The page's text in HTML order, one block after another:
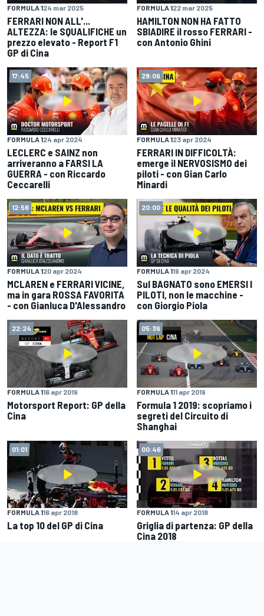
FORMULA 124 mar 2025
FERRARI NON ALL'...
ALTEZZA: le SQUALIFICHE un
prezzo elevato - Report F1
GP di Cina
FORMULA 122 mar 2025
HAMILTON NON HA FATTO
SBIADIRE il rosso FERRARI -
con Antonio Ghini
17:45
FORMULA 124 apr 2024
LECLERC e SAINZ non
arriveranno a FARSI LA
GUERRA - con Riccardo
Ceccarelli
28:09
FORMULA 123 apr 2024
FERRARI IN DIFFICOLTÀ:
emerge il NERVOSISMO dei
piloti - con Gian Carlo
Minardi
12:56
FORMULA 120 apr 2024
MCLAREN e FERRARI VICINE,
ma in gara ROSSA FAVORITA
- con Gianluca D'Alessandro
20:00
FORMULA 119 apr 2024
Sul BAGNATO sono EMERSI I
PILOTI, non le macchine -
con Giorgio Piola
22:24
FORMULA 116 apr 2019
Motorsport Report: GP della
Cina
05:39
FORMULA 111 apr 2019
Formula 1 2019: scopriamo i
segreti del Circuito di
Shanghai
01:01
FORMULA 116 apr 2018
La top 10 del GP di Cina
00:46
FORMULA 114 apr 2018
Griglia di partenza: GP della
Cina 2018